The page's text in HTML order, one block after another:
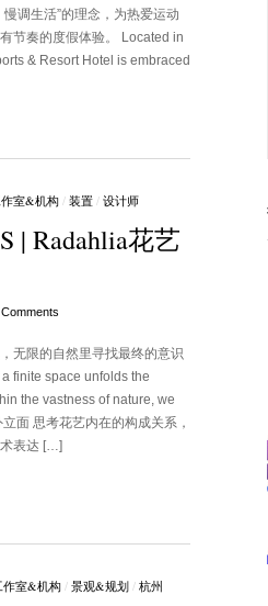
调生活”的理念，为热爱运动
节奏的度假体验。 Located in
& Resort Hotel is embraced
室&机构/ 装置/ 设计师
| Radahlia花艺
无限的自然里寻找最终的意识
finite space unfolds the
the vastness of nature, we
面 思考花艺内在的构成关系，
表达 […]
作室&机构/ 景观&规划/ 杭州